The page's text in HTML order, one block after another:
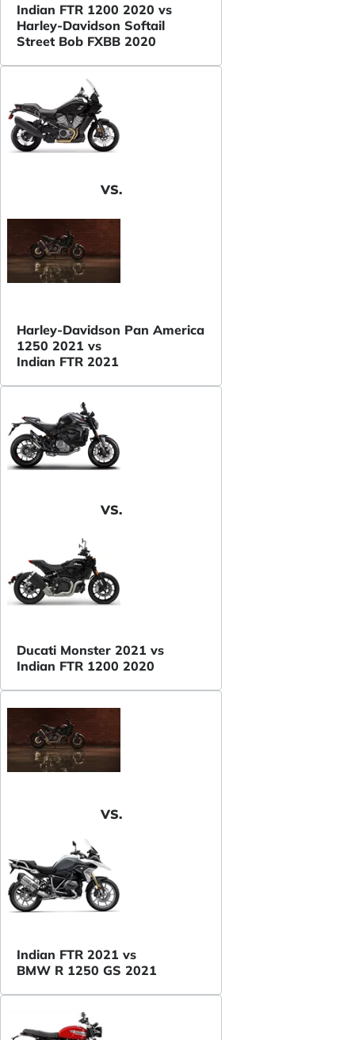
Indian FTR 1200 2020 vs
Harley-Davidson Softail
Street Bob FXBB 2020
VS.
Harley-Davidson Pan America
1250 2021 vs
Indian FTR 2021
VS.
Ducati Monster 2021 vs
Indian FTR 1200 2020
VS.
Indian FTR 2021 vs
BMW R 1250 GS 2021